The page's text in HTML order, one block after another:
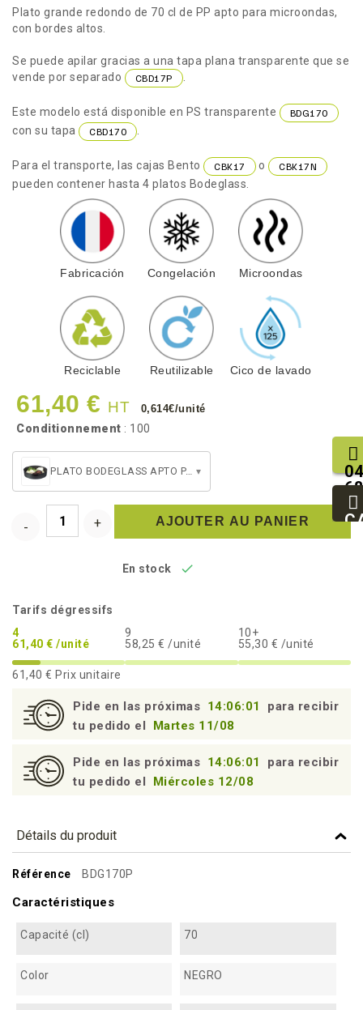
Plato grande redondo de 70 cl de PP apto para microondas,
con bordes altos.
Se puede apilar gracias a una tapa plana transparente que se
vende por separado
CBD17P .
Este modelo está disponible en PS transparente BDG170
con su tapa CBD170 .
Para el transporte, las cajas Bento CBK17 o CBK17N
pueden contener hasta 4 platos Bodeglass.
Fabricación Congelación Microondas
Reciclable Reutilizable Cico de lavado
61,40 € HT 0,614€/unité
Conditionnement : 100
PLATO BODEGLASS APTO PARA MICROONDAS 70CL ▾
AJOUTER AU PANIER
En stock 
Tarifs dégressifs
4
61,40 € /unité
9
58,25 € /unité
10+
55,30 € /unité
61,40 € Prix unitaire
Pide en las próximas 14:06:00
para recibir
tu pedido el
Martes 11/08
Pide en las próximas 14:06:00
para recibir
tu pedido el
Miércoles 12/08
Détails du produit
Référence BDG170P
Caractéristiques
Capacité (cl) 70
Color NEGRO
04
68
25
93
94